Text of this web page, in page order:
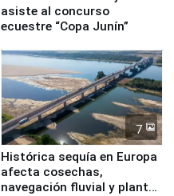
asiste al concurso
ecuestre “Copa Junín”
7
Histórica sequía en Europa
afecta cosechas,
navegación fluvial y plantas